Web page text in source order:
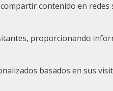
contenido en
proporcionando
basados en sus